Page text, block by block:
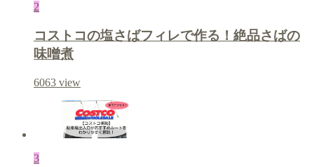
2
コストコの塩さばフィレで作る！絶品さばの
味噌煮
6063 view
3